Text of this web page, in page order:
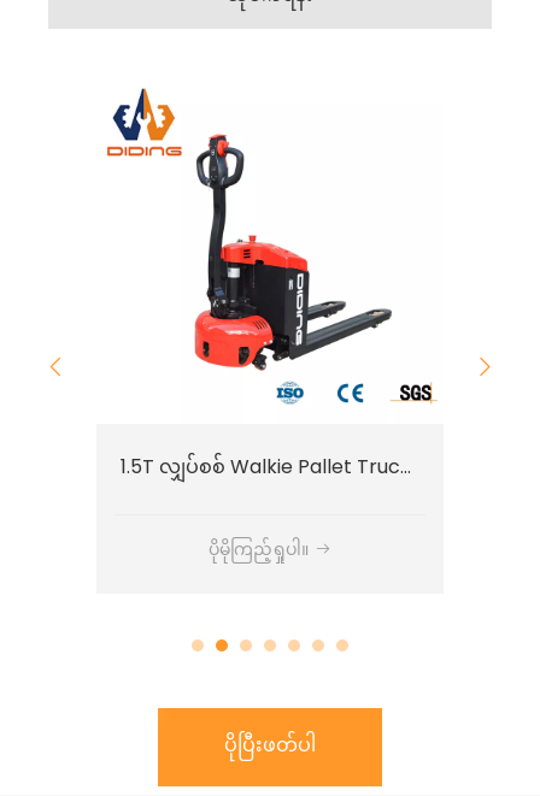
1.5T လျှပ်စစ် Walkie Pallet Truck CBDJ
ပိုမိုကြည့်ရှုပါ။
ပိုပြီးဖတ်ပါ